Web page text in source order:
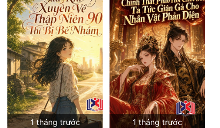
1 tháng trước
1 tháng trước